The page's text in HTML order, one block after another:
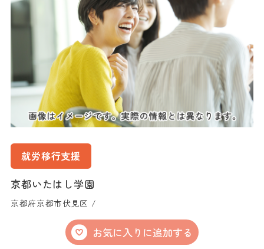
就労移行支援
京都いたはし学園
京都府京都市伏見区 /
お気に入りに追加する